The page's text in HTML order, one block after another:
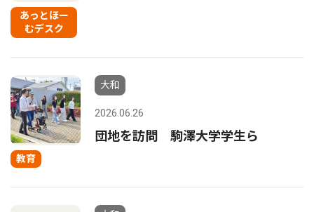
あっとほー
むデスク
教育
大和
2026.06.26
団地を訪問 駒澤大学学生ら